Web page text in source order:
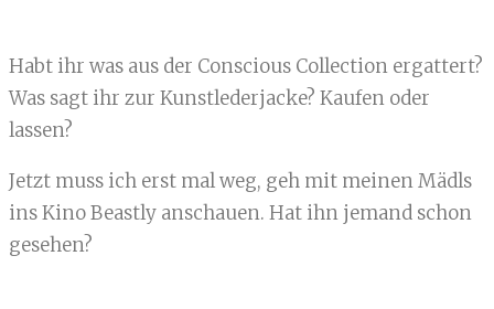
Habt ihr was aus der Conscious Collection ergattert?
Was sagt ihr zur Kunstlederjacke? Kaufen oder
lassen?
Jetzt muss ich erst mal weg, geh mit meinen Mädls
ins Kino Beastly anschauen. Hat ihn jemand schon
gesehen?